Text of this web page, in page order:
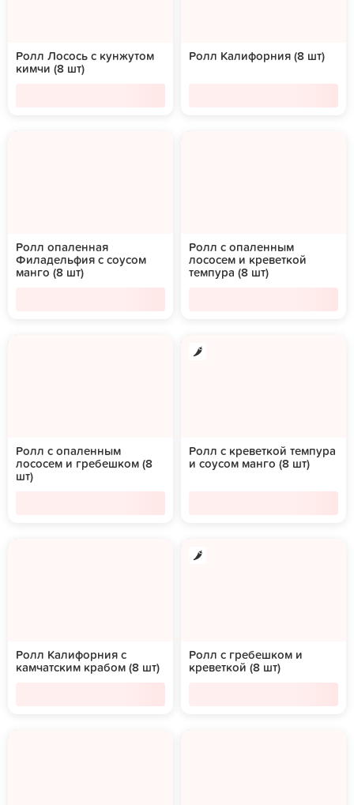
Ролл Лосось с кунжутом
кимчи (8 шт)
Ролл Калифорния (8 шт)
Ролл опаленная
Филадельфия с соусом
манго (8 шт)
Ролл с опаленным
лососем и креветкой
темпура (8 шт)
Ролл с опаленным
лососем и гребешком (8
шт)
Ролл с креветкой темпура
и соусом манго (8 шт)
Ролл Калифорния с
камчатским крабом (8 шт)
Ролл с гребешком и
креветкой (8 шт)